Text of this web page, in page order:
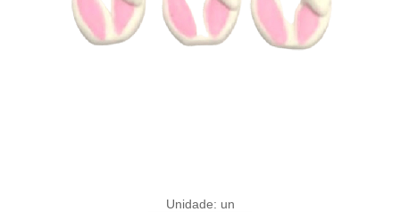
Unidade: un